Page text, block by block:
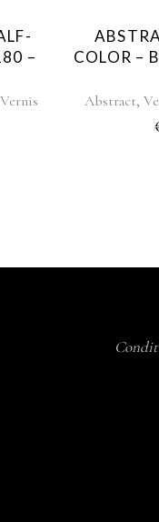
–
Vernis
COLOR –
Abstract,